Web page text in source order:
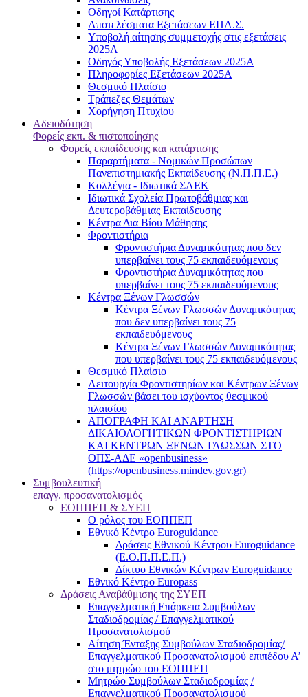
Oδηγοί Κατάρτισης
Αποτελέσματα Εξετάσεων ΕΠΑ.Σ.
Υποβολή αίτησης συμμετοχής στις εξετάσεις
2025Α
Οδηγός Υποβολής Εξετάσεων 2025A
Πληροφορίες Εξετάσεων 2025Α
Θεσμικό Πλαίσιο
Τράπεζες Θεμάτων
Χορήγηση Πτυχίου
Αδειοδότηση
Φορείς εκπ. & πιστοποίησης
Φορείς εκπαίδευσης και κατάρτισης
Παραρτήματα - Νομικών Προσώπων
Πανεπιστημιακής Εκπαίδευσης (Ν.Π.Π.Ε.)
Κολλέγια - Ιδιωτικά ΣΑΕΚ
Ιδιωτικά Σχολεία Πρωτοβάθμιας και
Δευτεροβάθμιας Εκπαίδευσης
Κέντρα Δια Βίου Μάθησης
Φροντιστήρια
Φροντιστήρια Δυναμικότητας που δεν
υπερβαίνει τους 75 εκπαιδευόμενους
Φροντιστήρια Δυναμικότητας που
υπερβαίνει τους 75 εκπαιδευόμενους
Κέντρα Ξένων Γλωσσών
Kέντρα Ξένων Γλωσσών Δυναμικότητας
που δεν υπερβαίνει τους 75
εκπαιδευόμενους
Kέντρα Ξένων Γλωσσών Δυναμικότητας
που υπερβαίνει τους 75 εκπαιδευόμενους
Θεσμικό Πλαίσιο
Λειτουργία Φροντιστηρίων και Κέντρων Ξένων
Γλωσσών βάσει του ισχύοντος θεσμικού
πλαισίου
ΑΠΟΓΡΑΦΗ ΚΑΙ ΑΝΑΡΤΗΣΗ
ΔΙΚΑΙΟΛΟΓΗΤΙΚΩΝ ΦΡΟΝΤΙΣΤΗΡΙΩΝ
ΚΑΙ ΚΕΝΤΡΩΝ ΞΕΝΩΝ ΓΛΩΣΣΩΝ ΣΤΟ
ΟΠΣ-ΑΔΕ «openbusiness»
(https://openbusiness.mindev.gov.gr)
Συμβουλευτική
επαγγ. προσανατολισμός
ΕΟΠΠΕΠ & ΣΥΕΠ
Ο ρόλος του ΕΟΠΠΕΠ
Εθνικό Κέντρο Euroguidance
Δράσεις Εθνικού Κέντρου Euroguidance
(Ε.Ο.Π.Π.Ε.Π.)
Δίκτυο Εθνικών Κέντρων Euroguidance
Εθνικό Κέντρο Europass
Δράσεις Αναβάθμισης της ΣΥΕΠ
Επαγγελματική Επάρκεια Συμβούλων
Σταδιοδρομίας / Επαγγελματικού
Προσανατολισμού
Αίτηση Ένταξης Συμβούλων Σταδιοδρομίας/
Επαγγελματικού Προσανατολισμού επιπέδου Α’
στο μητρώο του ΕΟΠΠΕΠ
Μητρώο Συμβούλων Σταδιοδρομίας /
Επαγγελματικού Προσανατολισμού